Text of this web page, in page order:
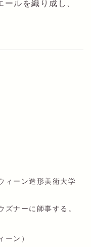
ルを織り成し、
ィーン造形美術大学
ズナーに師事する。
ーン）